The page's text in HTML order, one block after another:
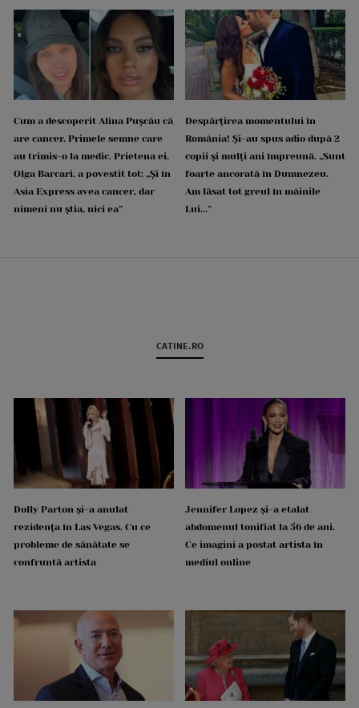
Cum a descoperit Alina Pușcău că
are cancer. Primele semne care
au trimis-o la medic. Prietena ei,
Olga Barcari, a povestit tot: „Și în
Asia Express avea cancer, dar
nimeni nu știa, nici ea”
Despărțirea momentului în
România! Și-au spus adio după 2
copii și mulți ani împreună. „Sunt
foarte ancorată în Dumnezeu.
Am lăsat tot greul în mâinile
Lui...”
CATINE.RO
Dolly Parton și-a anulat
rezidența în Las Vegas. Cu ce
probleme de sănătate se
confruntă artista
Jennifer Lopez și-a etalat
abdomenul tonifiat la 56 de ani.
Ce imagini a postat artista în
mediul online